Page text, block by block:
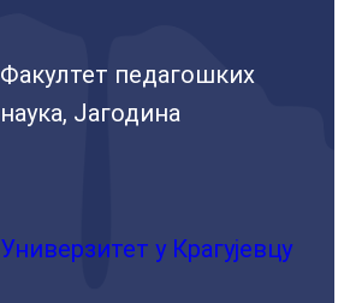
Факултет педагошких
наука, Јагодина
Универзитет у Крагујевцу